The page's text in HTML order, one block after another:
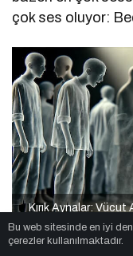
çok ses oluyor:
Kırık Aynalar:
Aynanın
Bu web sitesinde en iyi
çerezler kullanılmaktadır.